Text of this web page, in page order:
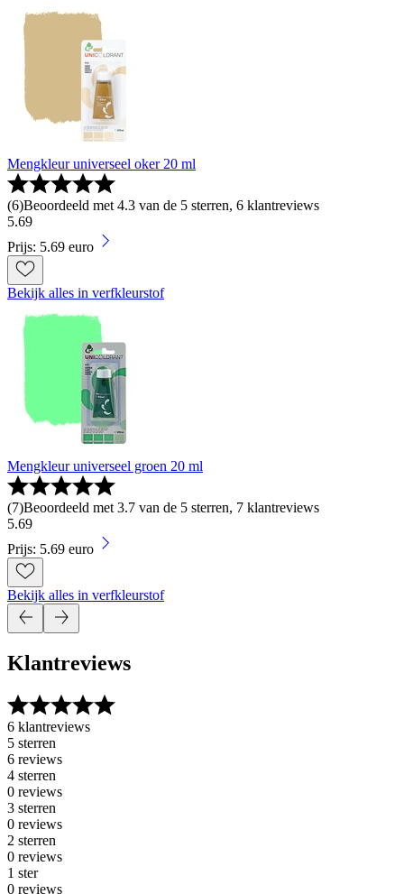
Mengkleur universeel oker 20 ml
(6)Beoordeeld met 4.3 van de 5 sterren, 6 klantreviews
5.69
Prijs: 5.69 euro
Bekijk alles in verfkleurstof
Mengkleur universeel groen 20 ml
(7)Beoordeeld met 3.7 van de 5 sterren, 7 klantreviews
5.69
Prijs: 5.69 euro
Bekijk alles in verfkleurstof
Klantreviews
6 klantreviews
5 sterren
6 reviews
4 sterren
0 reviews
3 sterren
0 reviews
2 sterren
0 reviews
1 ster
0 reviews